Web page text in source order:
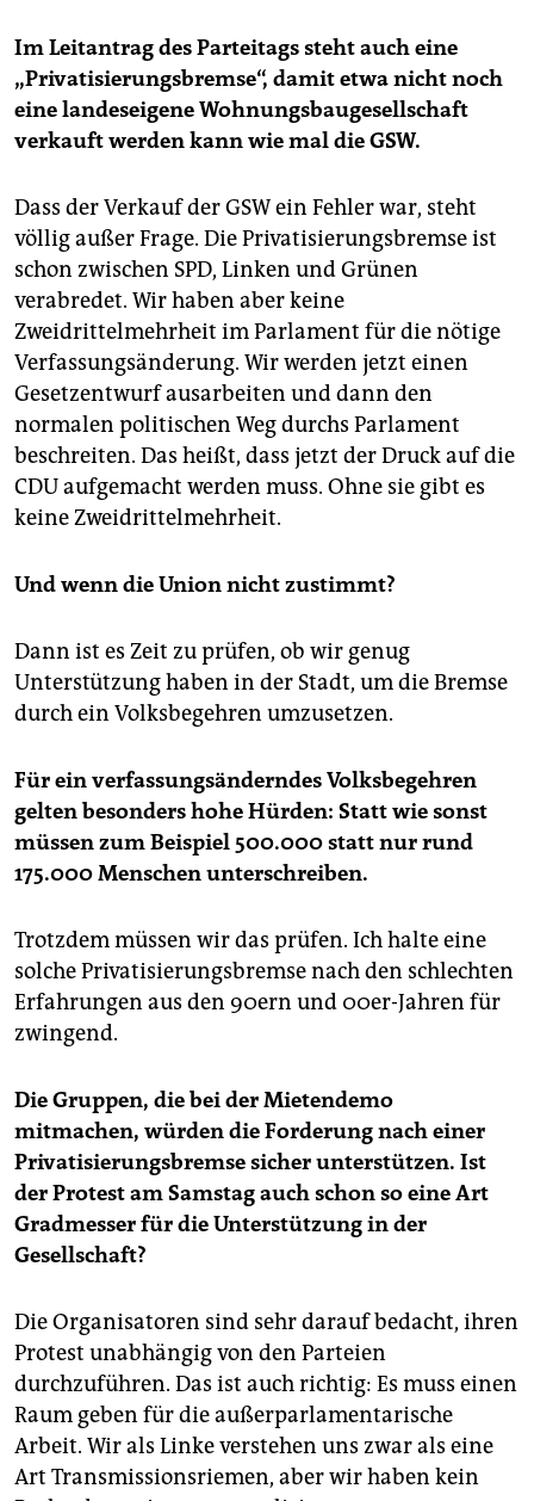
Im Leitantrag des Parteitags steht auch eine
„Privatisierungsbremse“, damit etwa nicht noch
eine landeseigene Wohnungsbaugesellschaft
verkauft werden kann wie mal die GSW.
Dass der Verkauf der GSW ein Fehler war, steht
völlig außer Frage. Die Privatisierungsbremse ist
schon zwischen SPD, Linken und Grünen
verabredet. Wir haben aber keine
Zweidrittelmehrheit im Parlament für die nötige
Verfassungsänderung. Wir werden jetzt einen
Gesetzentwurf ausarbeiten und dann den
normalen politischen Weg durchs Parlament
beschreiten. Das heißt, dass jetzt der Druck auf die
CDU aufgemacht werden muss. Ohne sie gibt es
keine Zweidrittelmehrheit.
Und wenn die Union nicht zustimmt?
Dann ist es Zeit zu prüfen, ob wir genug
Unterstützung haben in der Stadt, um die Bremse
durch ein Volksbegehren umzusetzen.
Für ein verfassungsänderndes Volksbegehren
gelten besonders hohe Hürden: Statt wie sonst
müssen zum Beispiel 500.000 statt nur rund
175.000 Menschen unterschreiben.
Trotzdem müssen wir das prüfen. Ich halte eine
solche Privatisierungsbremse nach den schlechten
Erfahrungen aus den 90ern und 00er-Jahren für
zwingend.
Die Gruppen, die bei der Mietendemo
mitmachen, würden die Forderung nach einer
Privatisierungsbremse sicher unterstützen. Ist
der Protest am Samstag auch schon so eine Art
Gradmesser für die Unterstützung in der
Gesellschaft?
Die Organisatoren sind sehr darauf bedacht, ihren
Protest unabhängig von den Parteien
durchzuführen. Das ist auch richtig: Es muss einen
Raum geben für die außerparlamentarische
Arbeit. Wir als Linke verstehen uns zwar als eine
Art Transmissionsriemen, aber wir haben kein